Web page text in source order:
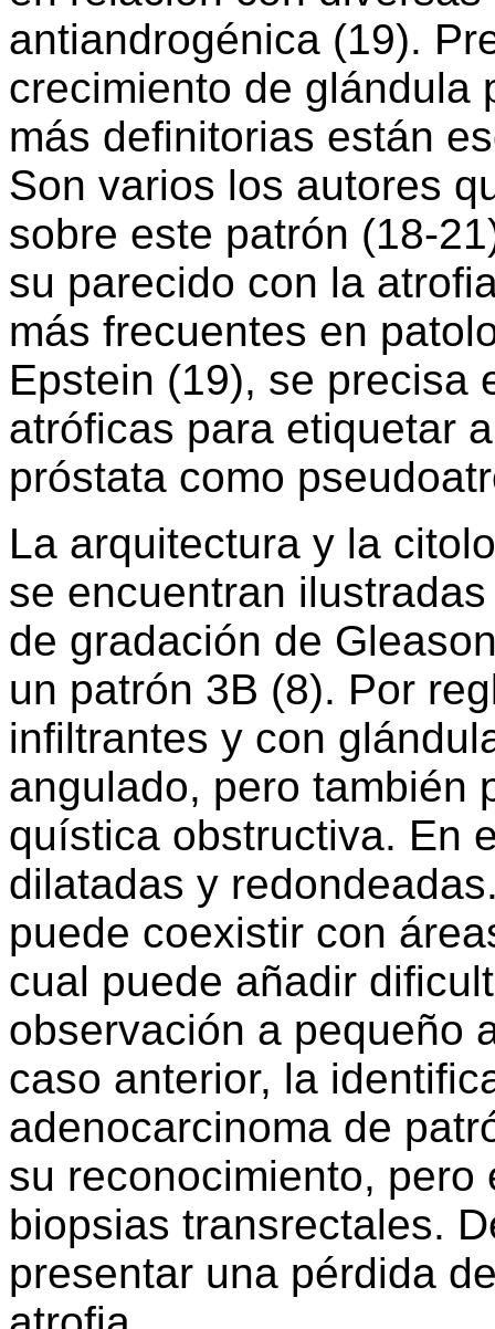
antiandrogénica (19).
crecimiento de glándula
más definitorias están
Son varios los autores
sobre este patrón (18-
su parecido con la
más frecuentes en
Epstein (19), se precisa
atróficas para etiquetar
próstata como
La arquitectura y la
se encuentran
de gradación de
un patrón 3B (8). Por
infiltrantes y con
angulado, pero también
quística obstructiva. En
dilatadas y
puede coexistir con
cual puede añadir
observación a pequeño
caso anterior, la
adenocarcinoma de
su reconocimiento,
biopsias transrectales.
presentar una pérdida